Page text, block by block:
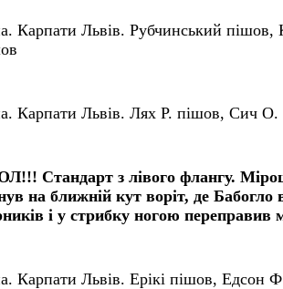
Карпати Львів. Рубчинський пішов,
Карпати Львів. Лях Р. пішов, Сич
Стандарт з лівого флангу.
на ближній кут воріт, де Бабогло
і у стрибку ногою переправив
Карпати Львів. Ерікі пішов, Едсон